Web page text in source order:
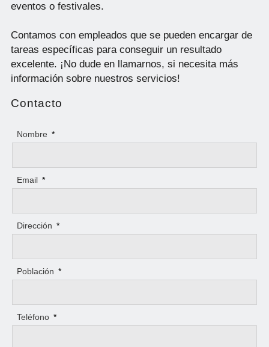
eventos o festivales.
Contamos con empleados que se pueden encargar de
tareas específicas para conseguir un resultado
excelente. ¡No dude en llamarnos, si necesita más
información sobre nuestros servicios!
Contacto
Nombre *
Email *
Dirección *
Población *
Teléfono *